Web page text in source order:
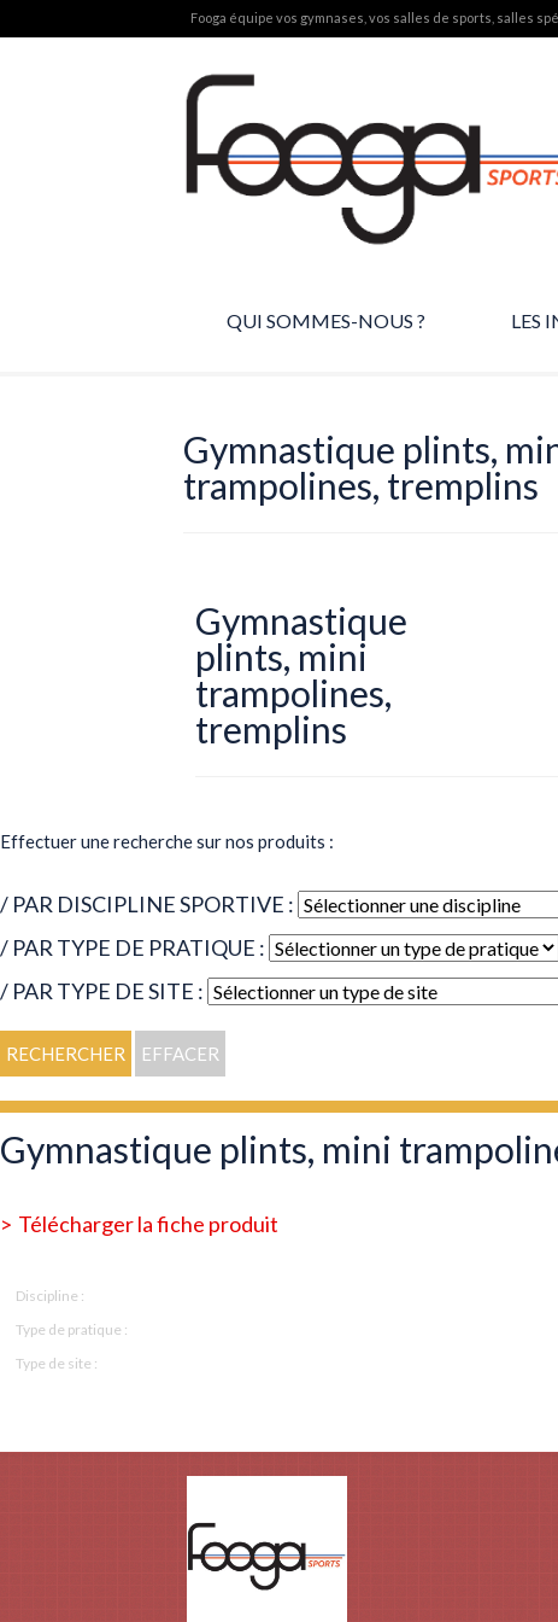
Fooga équipe vos gymnases, vos salles de sports, salles
QUI SOMMES-NOUS ? LES
Gymnastique plints,
trampolines, tremplins
Gymnastique
plints, mini
trampolines,
tremplins
Effectuer une recherche sur nos produits :
/ PAR DISCIPLINE SPORTIVE :
/ PAR TYPE DE PRATIQUE :
/ PAR TYPE DE SITE :
Gymnastique plints, mini
Télécharger la fiche produit
Discipline :
Type de pratique :
Type de site :